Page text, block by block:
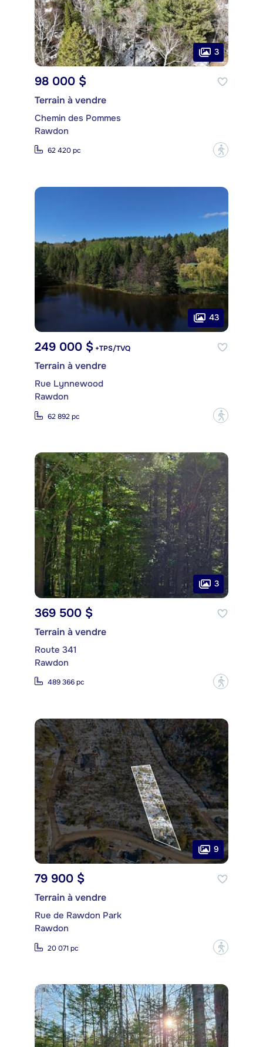
3
98 000 $
Terrain à vendre
Chemin des Pommes
Rawdon
62 420 pc ?
43
249 000 $ +TPS/TVQ
Terrain à vendre
Rue Lynnewood
Rawdon
62 892 pc ?
3
369 500 $
Terrain à vendre
Route 341
Rawdon
489 366 pc ?
9
79 900 $
Terrain à vendre
Rue de Rawdon Park
Rawdon
20 071 pc ?